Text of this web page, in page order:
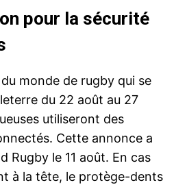
pour la sécurité
monde de rugby qui se
du 22 août au 27
utiliseront des
Cette annonce a
Rugby le 11 août. En cas
à la tête, le protège-dents